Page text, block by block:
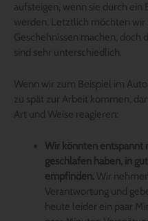
aufsteigen, wenn sie durch
werden. Letztlich möchten wir
Geschehnissen machen, doch
sind sehr unterschiedlich.
Wenn wir zum Beispiel im
zu spät zur Arbeit kommen,
Art und Weise reagieren:
Wir könnten entspannt
geschlafen haben, in
empfinden. Wir
Verantwortung und
heute leider ein paar